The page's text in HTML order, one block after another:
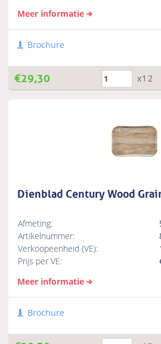
Meer informatie
Brochure
€29,30 x12
Dienblad Century Wood
Afmeting:
Artikelnummer:
Verkoopeenheid (VE):
Prijs per VE:
Meer informatie
Brochure